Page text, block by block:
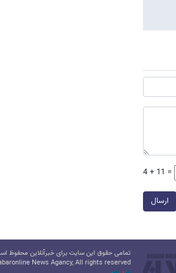
4 + 11 =
ارسال
تمامی حقوق این سایت برای خبرآنلاین محفوظ
News Agancy, All rights reserved